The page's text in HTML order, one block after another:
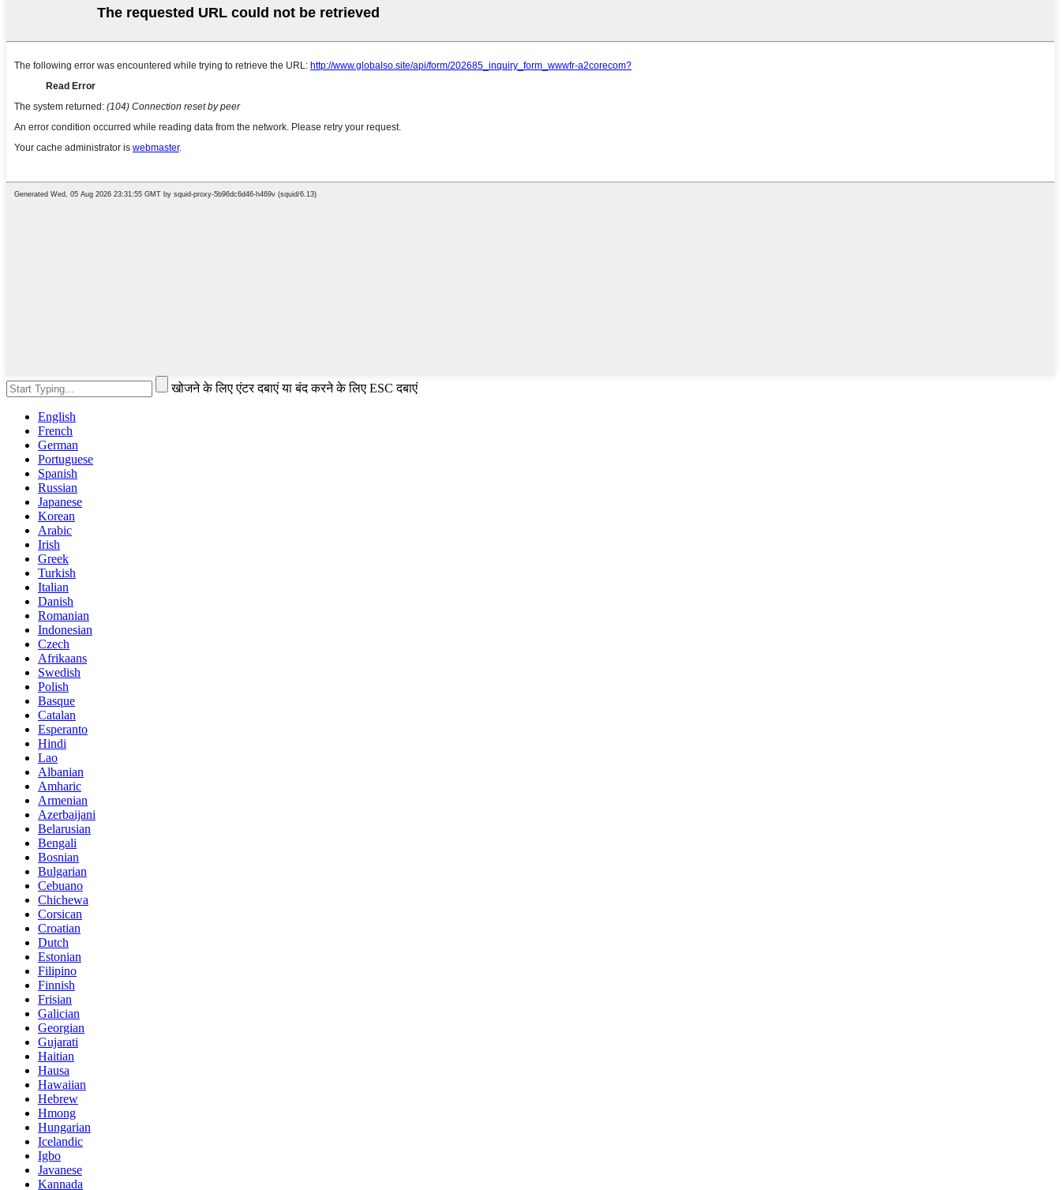
खोजने के लिए एंटर दबाएं या बंद करने के लिए ESC दबाएं
English
French
German
Portuguese
Spanish
Russian
Japanese
Korean
Arabic
Irish
Greek
Turkish
Italian
Danish
Romanian
Indonesian
Czech
Afrikaans
Swedish
Polish
Basque
Catalan
Esperanto
Hindi
Lao
Albanian
Amharic
Armenian
Azerbaijani
Belarusian
Bengali
Bosnian
Bulgarian
Cebuano
Chichewa
Corsican
Croatian
Dutch
Estonian
Filipino
Finnish
Frisian
Galician
Georgian
Gujarati
Haitian
Hausa
Hawaiian
Hebrew
Hmong
Hungarian
Icelandic
Igbo
Javanese
Kannada